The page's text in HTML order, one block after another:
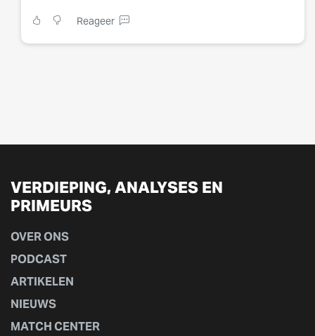
Reageer
VERDIEPING, ANALYSES EN
PRIMEURS
OVER ONS
PODCAST
ARTIKELEN
NIEUWS
MATCH CENTER